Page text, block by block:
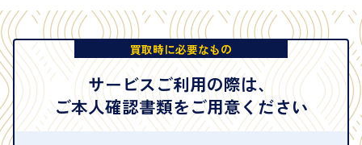
買取時に必要なもの
サービスご利用の際は、
ご本人確認書類をご用意ください